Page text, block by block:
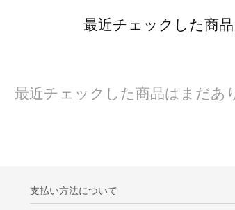
最近チェックした商品
最近チェックした商品はまだあ
支払い方法について